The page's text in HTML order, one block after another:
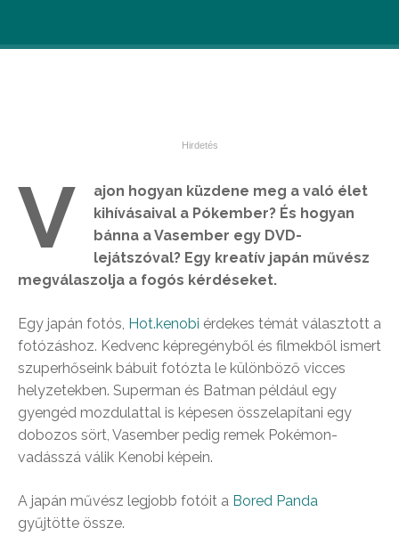
V
ajon hogyan küzdene meg a való élet
kihívásaival a Pókember? És hogyan
bánna a Vasember egy DVD-
lejátszóval? Egy kreatív japán művész
megválaszolja a fogós kérdéseket.
Egy japán fotós, Hot.kenobi érdekes témát választott a
fotózáshoz. Kedvenc képregényből és filmekből ismert
szuperhőseink bábuit fotózta le különböző vicces
helyzetekben. Superman és Batman például egy
gyengéd mozdulattal is képesen összelapítani egy
dobozos sört, Vasember pedig remek Pokémon-
vadásszá válik Kenobi képein.
A japán művész legjobb fotóit a Bored Panda
gyűjtötte össze.